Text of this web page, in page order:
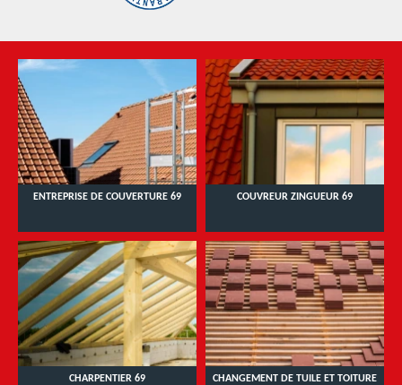
ENTREPRISE DE COUVERTURE 69 COUVREUR ZINGUEUR 69
CHARPENTIER 69
CHANGEMENT DE TUILE ET TOITURE